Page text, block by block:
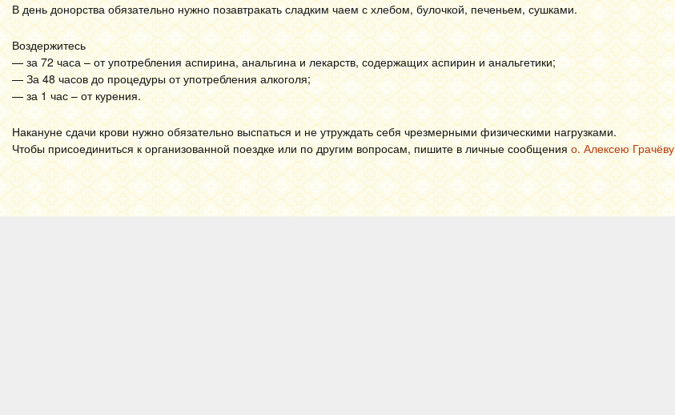
В день донорства обязательно нужно позавтракать сладким чаем с хлебом, булочкой, печеньем, сушками.
Воздержитесь
— за 72 часа – от употребления аспирина, анальгина и лекарств, содержащих аспирин и анальгетики;
— За 48 часов до процедуры от употребления алкоголя;
— за 1 час – от курения.
Накануне сдачи крови нужно обязательно выспаться и не утруждать себя чрезмерными физическими нагрузками.
Чтобы присоединиться к организованной поездке или по другим вопросам, пишите в личные сообщения о. Алексею Грачёву